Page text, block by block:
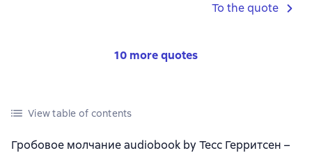
To the quote
10 more quotes
View table of contents
Гробовое молчание audiobook by Тесс Герритсен –